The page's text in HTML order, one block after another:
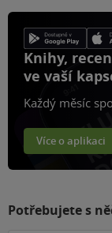
Knihy,
ve vaší
Každý měsíc
Více o aplikaci
Potřebujete s